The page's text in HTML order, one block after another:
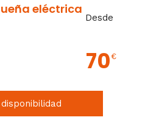
eléctrica
Desde
70 €